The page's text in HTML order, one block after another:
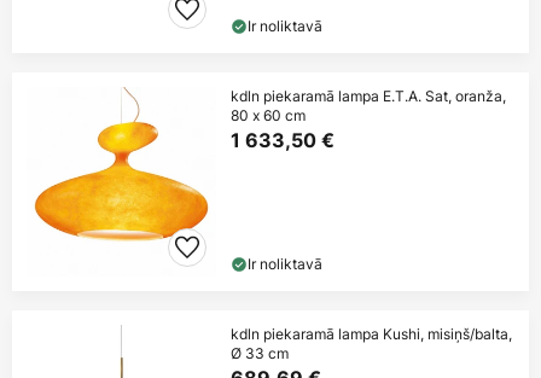
Ir noliktavā
kdln piekaramā lampa E.T.A. Sat, oranža,
80 x 60 cm
1 633,50 €
Ir noliktavā
kdln piekaramā lampa Kushi, misiņš/balta,
Ø 33 cm